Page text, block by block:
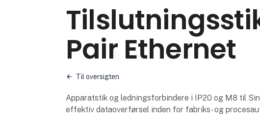
Pair Ethernet
Til oversigten
Apparatstik og ledningsforbindere i IP20 og M8 til
effektiv dataoverførsel inden for fabriks- og